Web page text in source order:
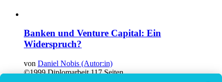
Banken und Venture Capital: Ein
Widerspruch?
von Daniel Nobis (Autor:in)
©1999 Diplomarbeit 117 Seiten